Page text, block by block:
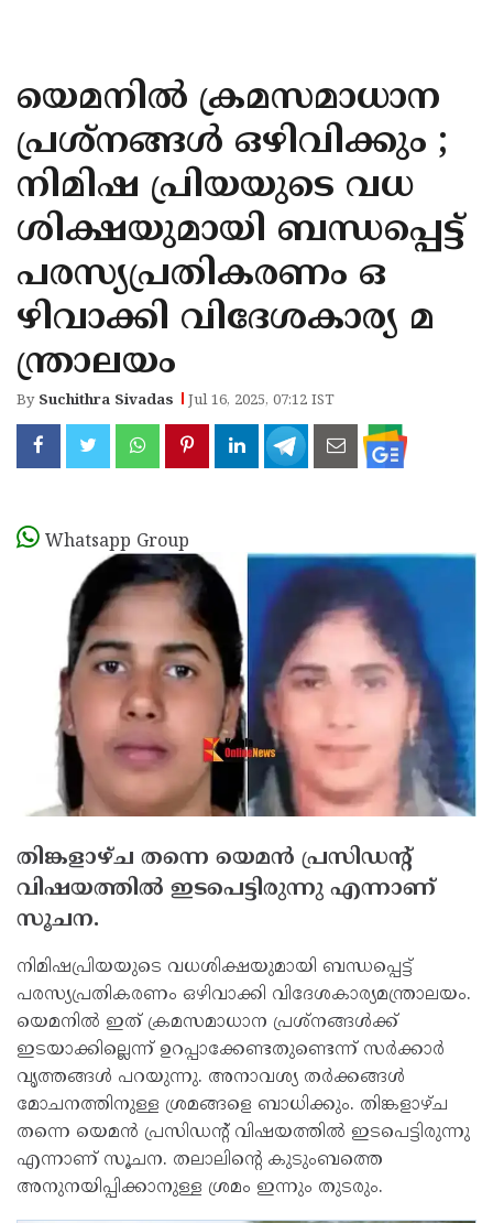
KANNUR
KASARAGOD
യെമനില്‍ ക്രമസമാധാന
പ്രശ്‌നങ്ങള്‍ ഒഴിവിക്കും ;
നിമിഷ പ്രിയയുടെ വധ
ശിക്ഷയുമായി ബന്ധപ്പെട്ട്
പരസ്യപ്രതികരണം ഒ
ഴിവാക്കി വിദേശകാര്യ മ
ന്ത്രാലയം
By Suchithra Sivadas Jul 16, 2025, 07:12 IST
Whatsapp Group
തിങ്കളാഴ്ച തന്നെ യെമന്‍ പ്രസിഡന്റ്
വിഷയത്തില്‍ ഇടപെട്ടിരുന്നു എന്നാണ്
സൂചന.
നിമിഷപ്രിയയുടെ വധശിക്ഷയുമായി ബന്ധപ്പെട്ട്
പരസ്യപ്രതികരണം ഒഴിവാക്കി വിദേശകാര്യമന്ത്രാലയം.
യെമനില്‍ ഇത് ക്രമസമാധാന പ്രശ്‌നങ്ങള്‍ക്ക്
ഇടയാക്കില്ലെന്ന് ഉറപ്പാക്കേണ്ടതുണ്ടെന്ന് സര്‍ക്കാര്‍
വൃത്തങ്ങള്‍ പറയുന്നു. അനാവശ്യ തര്‍ക്കങ്ങള്‍
മോചനത്തിനുള്ള ശ്രമങ്ങളെ ബാധിക്കും. തിങ്കളാഴ്ച
തന്നെ യെമന്‍ പ്രസിഡന്റ് വിഷയത്തില്‍ ഇടപെട്ടിരുന്നു
എന്നാണ് സൂചന. തലാലിന്റെ കുടുംബത്തെ
അനുനയിപ്പിക്കാനുള്ള ശ്രമം ഇന്നും തുടരും.